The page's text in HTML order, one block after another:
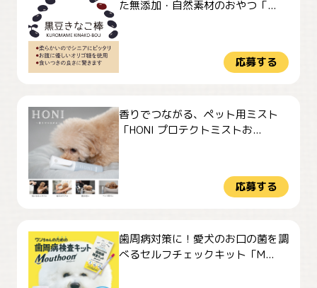
た無添加・自然素材のおやつ「...
応募する
香りでつながる、ペット用ミスト
「HONI プロテクトミストお...
応募する
歯周病対策に！愛犬のお口の菌を調
べるセルフチェックキット「M...